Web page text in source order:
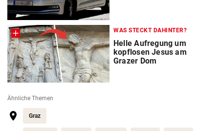
WAS STECKT DAHINTER?
Helle Aufregung um
kopflosen Jesus am
Grazer Dom
Ähnliche Themen
Graz